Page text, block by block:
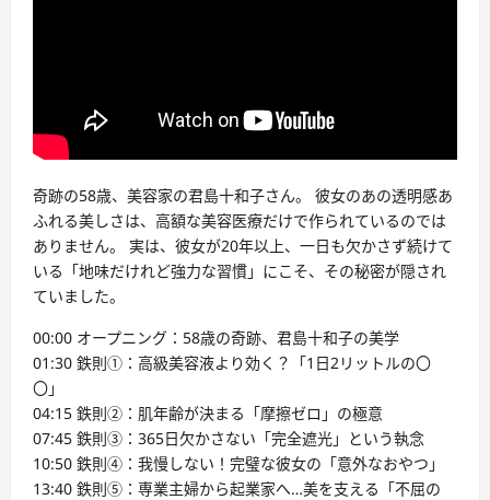
奇跡の58歳、美容家の君島十和子さん。 彼女のあの透明感あ
ふれる美しさは、高額な美容医療だけで作られているのでは
ありません。 実は、彼女が20年以上、一日も欠かさず続けて
いる「地味だけれど強力な習慣」にこそ、その秘密が隠され
ていました。
00:00 オープニング：58歳の奇跡、君島十和子の美学
01:30 鉄則①：高級美容液より効く？「1日2リットルの〇
〇」
04:15 鉄則②：肌年齢が決まる「摩擦ゼロ」の極意
07:45 鉄則③：365日欠かさない「完全遮光」という執念
10:50 鉄則④：我慢しない！完璧な彼女の「意外なおやつ」
13:40 鉄則⑤：専業主婦から起業家へ…美を支える「不屈の